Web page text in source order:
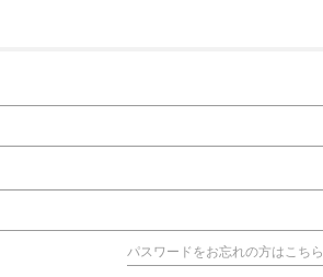
パスワードをお忘れの方はこちら